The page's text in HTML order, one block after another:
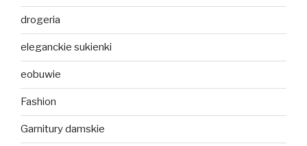
drogeria
eleganckie sukienki
eobuwie
Fashion
Garnitury damskie